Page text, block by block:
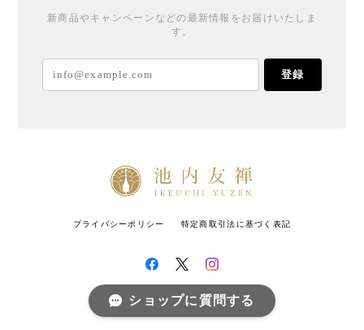
新商品やキャンペーンなどの最新情報をお届けいたしま
す。
登録
プライバシーポリシー 特定商取引法に基づく表記
© 池内友禅 All rights reserved.
ショップに質問する